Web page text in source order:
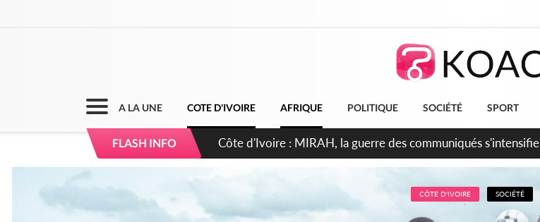
A LA UNE COTE D'IVOIRE AFRIQUE POLITIQUE SOCIÉTÉ SPORT
FLASH INFO Côte d'Ivoire : Indépendance 2026, Thiam plaide pour un
CÔTE D'IVOIRE SOCIÉTÉ